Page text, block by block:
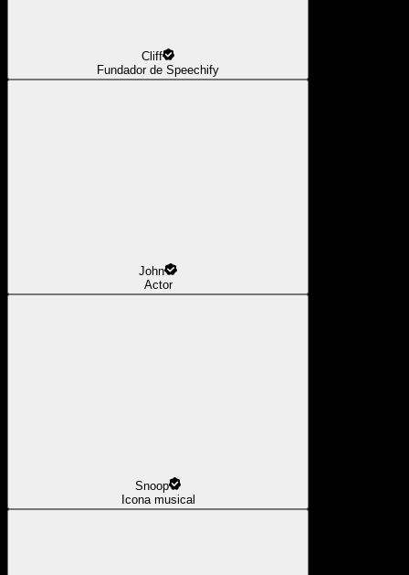
Cliff
Fundador de Speechify
John
Actor
Snoop
Icona musical